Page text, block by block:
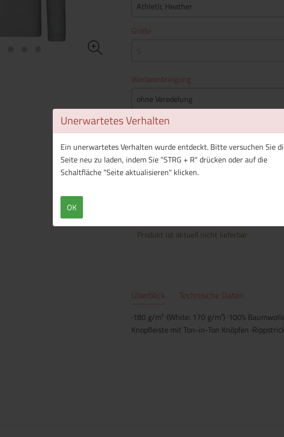
Unerwartetes Verhalten
Ein unerwartetes Verhalten wurde entdeckt. Bitte versuchen Sie
Seite neu zu laden, indem Sie "STRG + R" drücken oder auf die
Schaltfläche "Seite aktualisieren" klicken.
OK
Athletic Heather
Größe
Werbeanbringung
ohne Veredelung
Stückpreis
Mindestbestellmenge: 25 Stück
Produkt ist aktuell nicht lieferbar
Überblick Technische Daten
·180 g/m² ·(White: 170 g/m²) ·100%
Knopfleiste mit Ton-in-Ton Knöpfen